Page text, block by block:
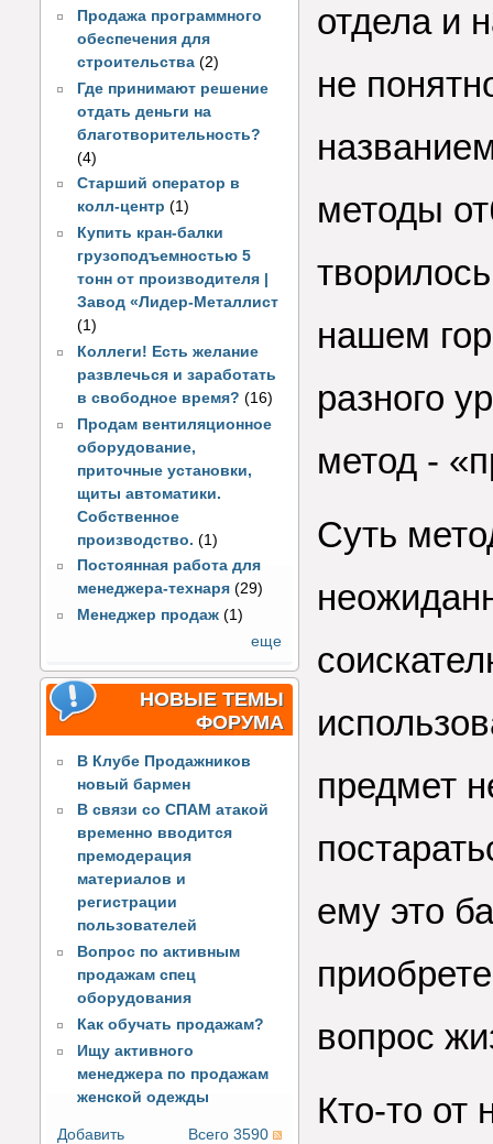
Продажа программного
обеспечения для
строительства (2)
Где принимают решение
отдать деньги на
благотворительность?
(4)
Старший оператор в
колл-центр (1)
Купить кран-балки
грузоподъемностью 5
тонн от производителя |
Завод «Лидер-Металлист
(1)
Коллеги! Есть желание
развлечься и заработать
в свободное время? (16)
Продам вентиляционное
оборудование,
приточные установки,
щиты автоматики.
Собственное
производство. (1)
Постоянная работа для
менеджера-технаря (29)
Менеджер продаж (1)
еще
НОВЫЕ ТЕМЫ
ФОРУМА
В Клубе Продажников
новый бармен
В связи со СПАМ атакой
временно вводится
премодерация
материалов и
регистрации
пользователей
Вопрос по активным
продажам спец
оборудования
Как обучать продажам?
Ищу активного
менеджера по продажам
женской одежды
Всего 3590
Добавить
отдела и
не
методы
нашем
разного
метод -
Суть
предмет
ему это
вопрос
Кто-то от